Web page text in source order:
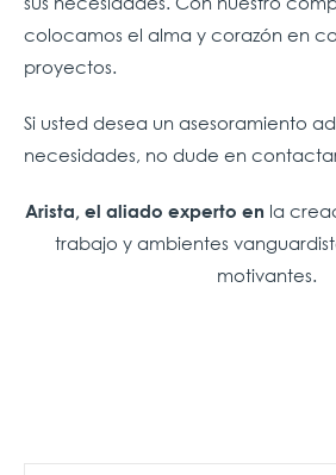
colocamos el alma y corazón en
proyectos.
Si usted desea un asesoramiento
necesidades, no dude en
Arista, el aliado experto en la
trabajo y ambientes
motivantes.